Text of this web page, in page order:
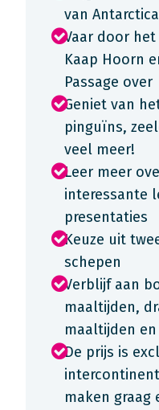
van Antarctica
Vaar door
Kaap Hoorn
Passage over
Geniet van
pinguïns,
veel meer!
Leer meer
interessante
presentaties
Keuze uit
schepen
Verblijf aan
maaltijden,
maaltijden
De prijs is
maken graag